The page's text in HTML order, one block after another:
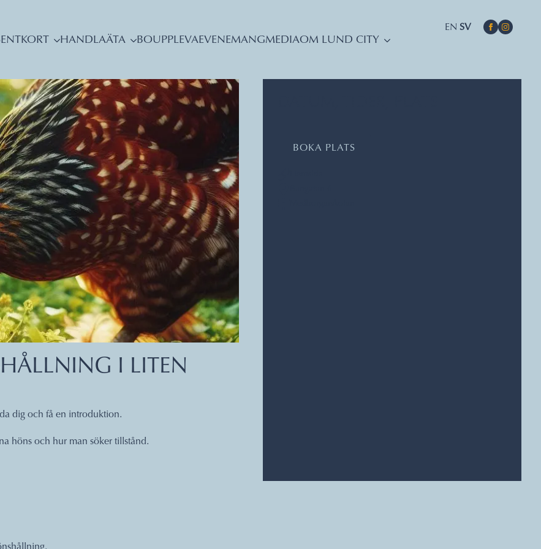
EN SV
HANDLAÄTA BOUPPLEVAEVENEMANGMEDIAOM LUND CITY
I LITEN
dig och få en introduktion.
höns och hur man söker tillstånd.
BOKA PLATS